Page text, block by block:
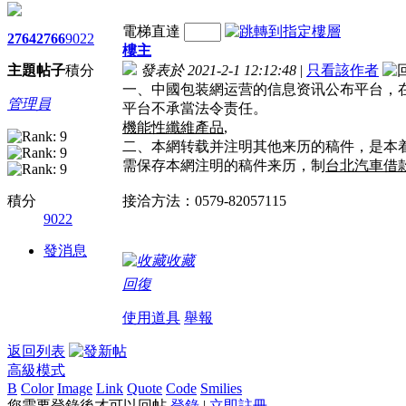
2764
主題
2766
帖子
9022
積分
管理員
積分
9022
發消息
電梯直達
樓主
發表於 2021-2-1 12:12:48 | 只看該作者
一、中國包装網运营的信息资讯公布平台
平台不承當法令责任。
機能性纖維產品,
二、本網转载并注明其他来历的稿件，是
需保存本網注明的稿件来历，制 台北汽車借
接洽方法：0579-82057115
收藏
回復
使用道具 舉報
返回列表
高級模式
B Color Image Link Quote Code Smilies